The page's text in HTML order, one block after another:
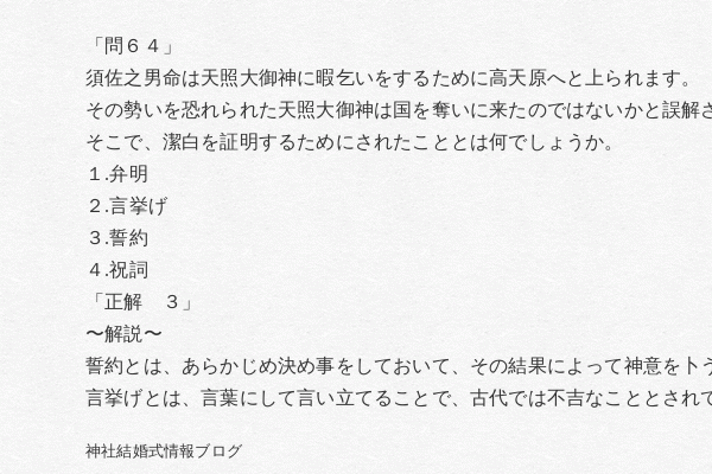
「問６４」
須佐之男命は天照大御神に暇乞いをするために高天原へと上られます。
その勢いを恐れられた天照大御神は国を奪いに来たのではないかと誤解
そこで、潔白を証明するためにされたこととは何でしょうか。
１.弁明
２.言挙げ
３.誓約
４.祝詞
「正解 ３」
〜解説〜
誓約とは、あらかじめ決め事をしておいて、その結果によって神意を卜
言挙げとは、言葉にして言い立てることで、古代では不吉なこととされ
神社結婚式情報ブログ